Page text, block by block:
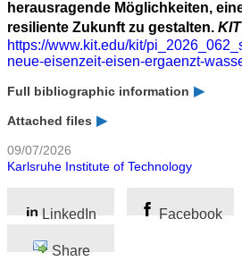
herausragende Möglichkeiten,
resiliente Zukunft zu gestalten.
https://www.kit.edu/kit/
neue-eisenzeit-eisen-ergaenzt-
Full bibliographic information
Attached files
09/07/2026
Karlsruhe Institute of Technology
LinkedIn Facebook
Share